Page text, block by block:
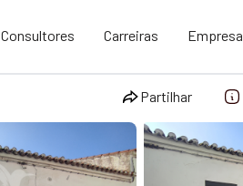
Consultores Carreiras Empresa
Partilhar